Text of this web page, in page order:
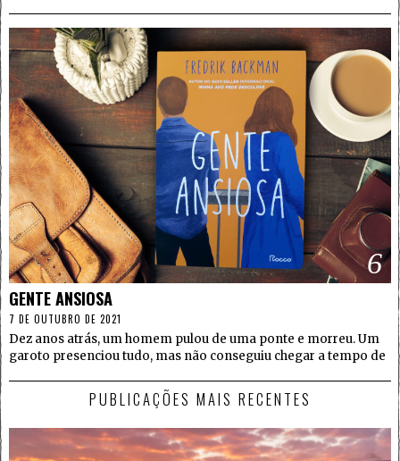
6
GENTE ANSIOSA
7 DE OUTUBRO DE 2021
Dez anos atrás, um homem pulou de uma ponte e morreu. Um
garoto presenciou tudo, mas não conseguiu chegar a tempo de
PUBLICAÇÕES MAIS RECENTES